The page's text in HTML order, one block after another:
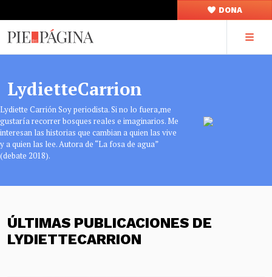
DONA
LydietteCarrion
Lydiette Carrión Soy periodista. Si no lo fuera,me
gustaría recorrer bosques reales e imaginarios. Me
interesan las historias que cambian a quien las vive
y a quien las lee. Autora de “La fosa de agua”
(debate 2018).
ÚLTIMAS PUBLICACIONES DE
LYDIETTECARRION